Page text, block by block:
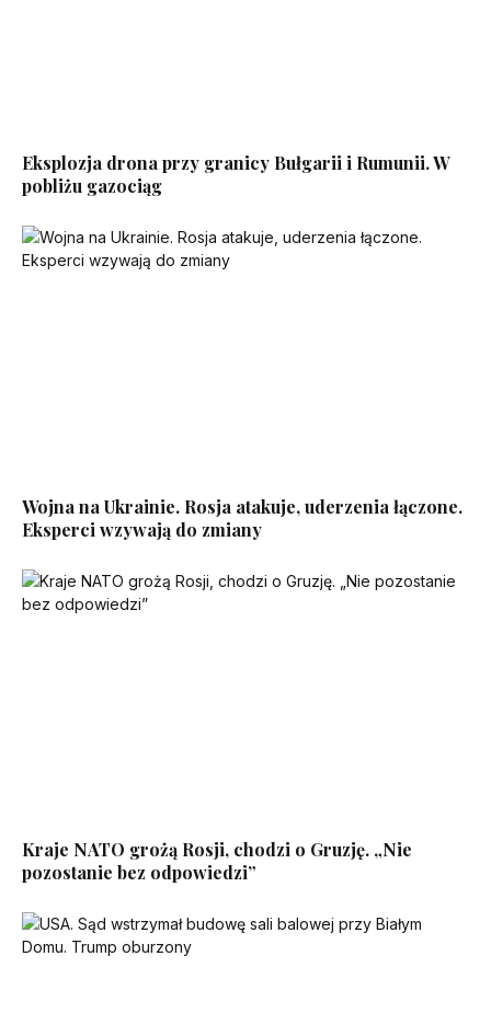
Eksplozja drona przy granicy Bułgarii i Rumunii. W
pobliżu gazociąg
Wojna na Ukrainie. Rosja atakuje, uderzenia łączone.
Eksperci wzywają do zmiany
Kraje NATO grożą Rosji, chodzi o Gruzję. „Nie
pozostanie bez odpowiedzi”